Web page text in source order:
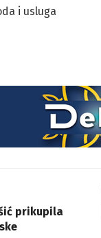
i usluga
prikupila